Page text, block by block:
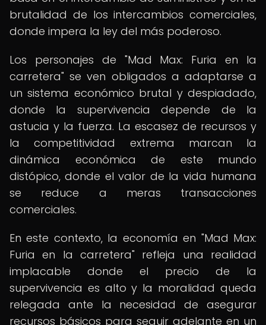
brutalidad de los intercambios comerciales,
donde impera la ley del más poderoso.
Los personajes de "Mad Max: Furia en la
carretera" se ven obligados a adaptarse a
un sistema económico brutal y despiadado,
donde la supervivencia depende de la
astucia y la fuerza. La escasez de recursos y
la competitividad extrema marcan la
dinámica económica de este mundo
distópico, donde el valor de la vida humana
se reduce a meras transacciones
comerciales.
En este contexto, la economía en "Mad Max:
Furia en la carretera" refleja una realidad
implacable donde el precio de la
supervivencia es alto y la moralidad queda
relegada ante la necesidad de asegurar
recursos básicos para seguir adelante en un